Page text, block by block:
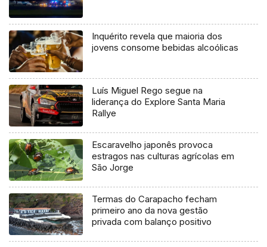
Inquérito revela que maioria dos
jovens consome bebidas alcoólicas
Luís Miguel Rego segue na
liderança do Explore Santa Maria
Rallye
Escaravelho japonês provoca
estragos nas culturas agrícolas em
São Jorge
Termas do Carapacho fecham
primeiro ano da nova gestão
privada com balanço positivo